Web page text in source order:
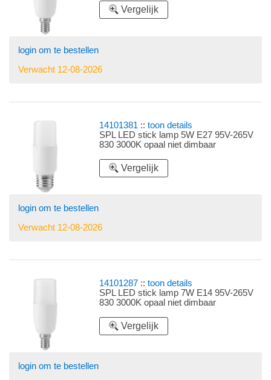
Vergelijk
login om te bestellen
Verwacht 12-08-2026
14101381 ::toon details
SPL LED stick lamp 5W E27 95V-265V
830 3000K opaal niet dimbaar
Vergelijk
login om te bestellen
Verwacht 12-08-2026
14101287 ::toon details
SPL LED stick lamp 7W E14 95V-265V
830 3000K opaal niet dimbaar
Vergelijk
login om te bestellen